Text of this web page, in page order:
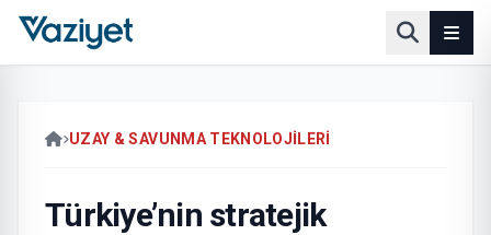
UZAY & SAVUNMA TEKNOLOJILERI
Türkiye’nin stratejik